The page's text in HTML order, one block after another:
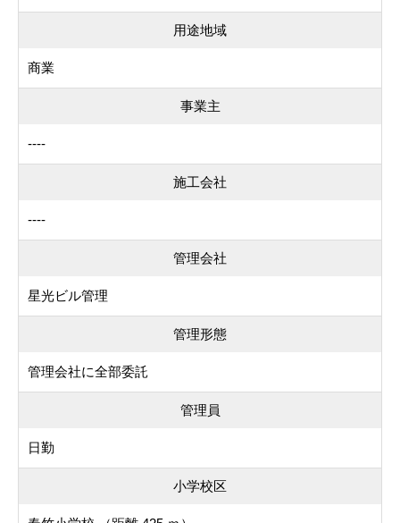
用途地域
商業
事業主
----
施工会社
----
管理会社
星光ビル管理
管理形態
管理会社に全部委託
管理員
日勤
小学校区